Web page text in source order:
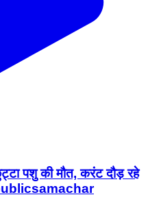
पशु की मौत, करंट दौड़ रहे